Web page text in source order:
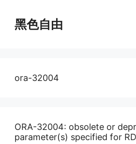
黑色自由
ora-32004
ORA-32004: obsolete or
parameter(s) specified for